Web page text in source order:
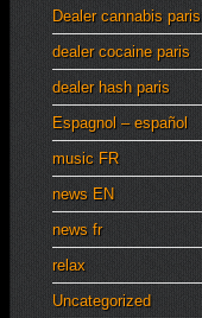
Dealer cannabis paris
dealer cocaine paris
dealer hash paris
Espagnol – español
music FR
news EN
news fr
relax
Uncategorized